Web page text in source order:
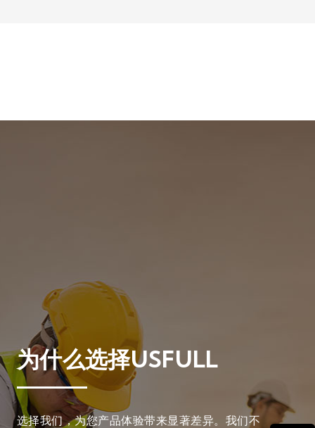
为什么选择USFULL
选择我们，为您产品体验带来显著差异。我们不